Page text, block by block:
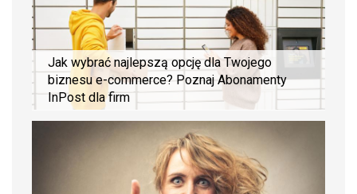
Jak wybrać najlepszą opcję dla Twojego
biznesu e-commerce? Poznaj Abonamenty
InPost dla firm